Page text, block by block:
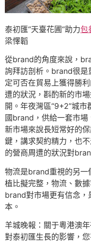
泰初匯“天臺花圃“助力包
梁懌韜
從brand的角度來說，
詢拜訪剖析。brand很是
定可否在貿易上獲得勝
遭的狀況，斟酌新的市
開。年夜灣區“9+2”城
國brand，供給一套市
新市場來說長短常好的
鍵，講求契約精力，也
的營商周遭的狀況對
物流是brand重視的另一
植比擬完整，物流、數
brand對市場更有信念
本。
羊城晚報：關于粵港澳
對泰初匯生長的影響，